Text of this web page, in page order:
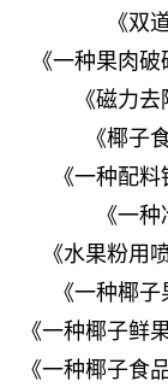
《双
《一种果肉
《磁力
《椰子
《一种配
《一
《水果粉用
《一种椰
《一种椰子鲜
《一种椰子食